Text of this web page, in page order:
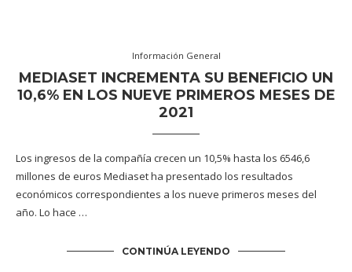
Información General
MEDIASET INCREMENTA SU BENEFICIO UN
10,6% EN LOS NUEVE PRIMEROS MESES DE
2021
Los ingresos de la compañía crecen un 10,5% hasta los 6546,6
millones de euros Mediaset ha presentado los resultados
económicos correspondientes a los nueve primeros meses del
año. Lo hace …
CONTINÚA LEYENDO